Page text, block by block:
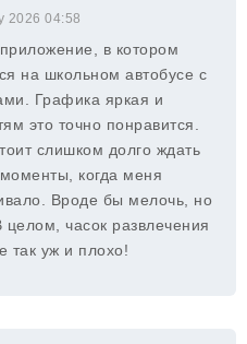
2026 04:58
в котором
на школьном автобусе с
Графика яркая и
это точно понравится.
слишком долго ждать
когда меня
Вроде бы мелочь, но
целом, часок развлечения
так уж и плохо!